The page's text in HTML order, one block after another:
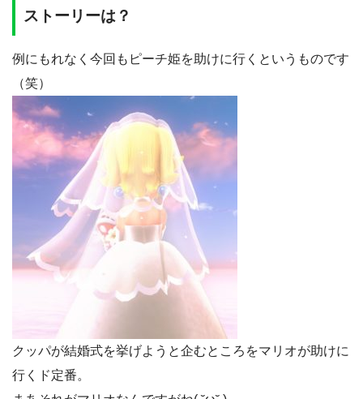
ストーリーは？
例にもれなく今回もピーチ姫を助けに行くというものです
（笑）
クッパが結婚式を挙げようと企むところをマリオが助けに
行くド定番。